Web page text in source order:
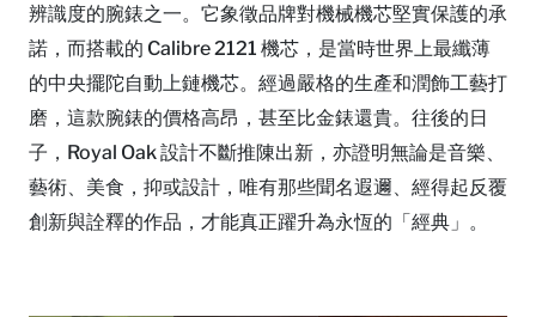
辨識度的腕錶之一。它象徵品牌對機械機芯堅實保護的承
諾，而搭載的 Calibre 2121 機芯，是當時世界上最纖薄
的中央擺陀自動上鏈機芯。經過嚴格的生產和潤飾工藝打
磨，這款腕錶的價格高昂，甚至比金錶還貴。往後的日
子，Royal Oak 設計不斷推陳出新，亦證明無論是音樂、
藝術、美食，抑或設計，唯有那些聞名遐邇、經得起反覆
創新與詮釋的作品，才能真正躍升為永恆的「經典」。